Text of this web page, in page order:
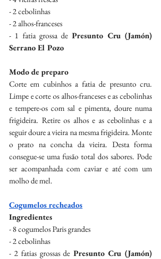
- 2 cebolinhas
- 2 alhos-franceses
- 1 fatia grossa de Presunto Cru (Jamón)
Serrano El Pozo
Modo de preparo
Corte em cubinhos a fatia de presunto cru.
Limpe e corte os alhos-franceses e as cebolinhas
e tempere-os com sal e pimenta, doure numa
frigideira. Retire os alhos e as cebolinhas e a
seguir doure a vieira na mesma frigideira. Monte
o prato na concha da vieira. Desta forma
consegue-se uma fusão total dos sabores. Pode
ser acompanhada com caviar e até com um
molho de mel.
Cogumelos recheados
Ingredientes
- 8 cogumelos Paris grandes
- 2 cebolinhas
- 2 fatias grossas de Presunto Cru (Jamón)